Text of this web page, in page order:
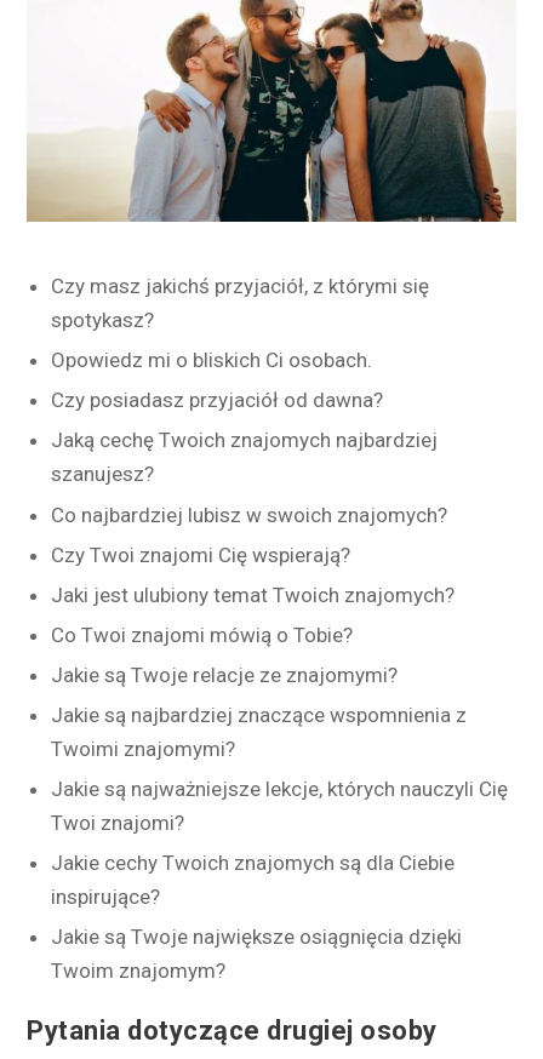
Czy masz jakichś przyjaciół, z którymi się
spotykasz?
Opowiedz mi o bliskich Ci osobach.
Czy posiadasz przyjaciół od dawna?
Jaką cechę Twoich znajomych najbardziej
szanujesz?
Co najbardziej lubisz w swoich znajomych?
Czy Twoi znajomi Cię wspierają?
Jaki jest ulubiony temat Twoich znajomych?
Co Twoi znajomi mówią o Tobie?
Jakie są Twoje relacje ze znajomymi?
Jakie są najbardziej znaczące wspomnienia z
Twoimi znajomymi?
Jakie są najważniejsze lekcje, których nauczyli Cię
Twoi znajomi?
Jakie cechy Twoich znajomych są dla Ciebie
inspirujące?
Jakie są Twoje największe osiągnięcia dzięki
Twoim znajomym?
Pytania dotyczące drugiej osoby